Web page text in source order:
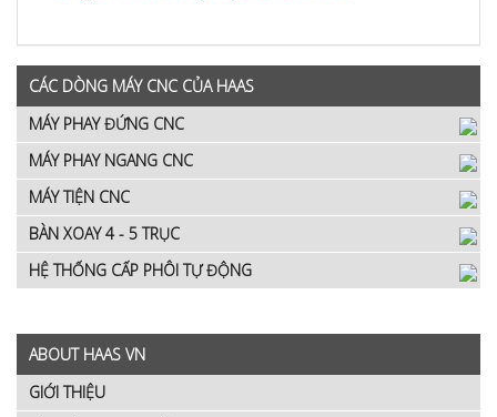
CÁC DÒNG MÁY CNC CỦA HAAS
MÁY PHAY ĐỨNG CNC
MÁY PHAY NGANG CNC
MÁY TIỆN CNC
BÀN XOAY 4 - 5 TRỤC
HỆ THỐNG CẤP PHÔI TỰ ĐỘNG
ABOUT HAAS VN
GIỚI THIỆU